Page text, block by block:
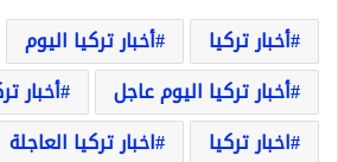
أخبار تركيا
أخبار تركيا اليوم
أخبار تركيا اليوم عاجل
أخبار
اخبار تركيا
اخبار تركيا العاجلة